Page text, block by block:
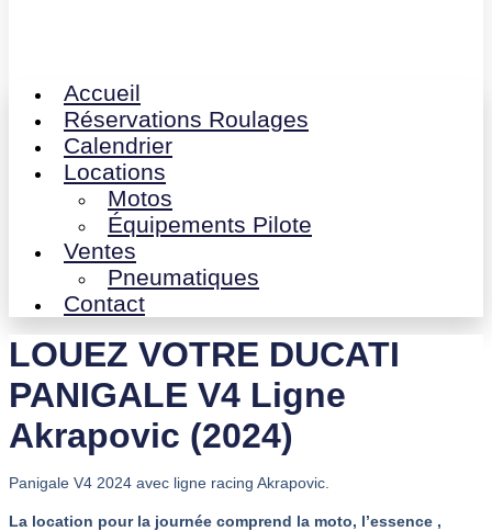
Accueil
Réservations Roulages
Calendrier
Locations
Motos
Équipements Pilote
Ventes
Pneumatiques
Contact
LOUEZ VOTRE DUCATI
PANIGALE V4 Ligne
Akrapovic (2024)
Panigale V4 2024 avec ligne racing Akrapovic.
La location pour la journée comprend la moto, l’essence ,